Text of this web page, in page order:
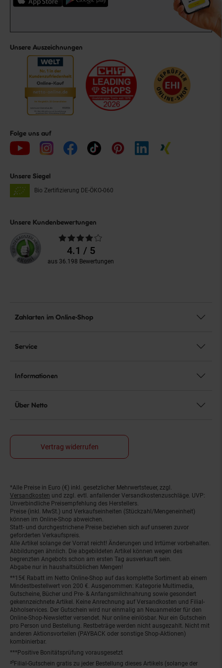
Unsere Auszeichnungen
Folge uns auf
Unsere Siegel
Bio Zertifizierung DE-ÖKO-060
Unsere Kundenbewertungen
Durchschnittliche
Bewertungen4.1 / 5
aus 36.198 Bewertungen
Zahlarten im Online-Shop
Service
Informationen
Über Netto
Vertrag widerrufen
Fußnoten
*Alle Preise in Euro (€) inkl. gesetzlicher Mehrwertsteuer, zzgl.
Versandkosten und zzgl. evtl. anfallender Versandkostenzuschläge. UVP:
Unverbindliche Preisempfehlung des Herstellers.
Preise (inkl. MwSt.) und Verkaufseinheiten (Stückzahl/Mengeneinheit)
können im Online-Shop abweichen.
Statt- und durchgestrichene Preise beziehen sich auf unseren zuvor
geforderten Verkaufspreis.
Alle Artikel solange der Vorrat reicht! Änderungen und Irrtümer vorbehalten.
Abbildungen ähnlich. Die abgebildeten Artikel können wegen des
begrenzten Angebots schon am ersten Tag ausverkauft sein.
Abgabe nur in haushaltsüblichen Mengen!
**15€ Rabatt im Netto Online-Shop auf das komplette Sortiment ab einem
Mindestbestellwert von 200 €. Ausgenommen: Kategorie Multimedia,
Gutscheine, Bücher und Pre- & Anfangsmilchnahrung sowie gesondert
gekennzeichnete Artikel. Keine Anrechnung auf Versandkosten und Filial-
Abholservices. Der Gutschein wird nur einmalig an Neuanmelder für den
Online-Shop-Newsletter versendet. Nur online einlösbar. Nur ein Gutschein
pro Person und Bestellung. Restbeträge werden nicht ausgezahlt. Nicht mit
anderen Aktionsvorteilen (PAYBACK oder sonstige Shop-Aktionen)
kombinierbar.
***Positive Bonitätsprüfung vorausgesetzt
²⁰Filial-Gutschein gratis zu jeder Bestellung dieses Artikels (solange der